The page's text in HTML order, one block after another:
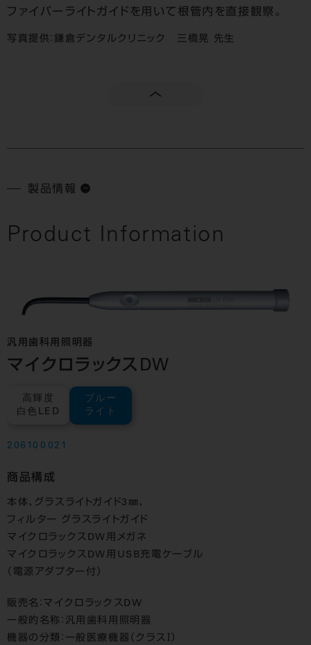
ファイバーライトガイドを用いて根管内を直接観察。
写真提供： 鎌倉デンタルクリニック 三橋晃 先生
製品情報
Product Information
汎用歯科用照明器
マイクロラックスDW
高輝度
白色LED
ブルー
ライト
206100021
商品構成
本体、グラスライトガイド3㎜、
フィルター グラスライトガイド
マイクロラックスDW用メガネ
マイクロラックスDW用USB充電ケーブル
（電源アダプター付）
販売名：マイクロラックスDW
一般的名称：汎用歯科用照明器
機器の分類：一般医療機器（クラスⅠ）